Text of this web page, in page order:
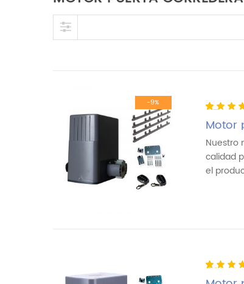
-9%
4.71out
5
based
66
ratings
Motor
Nuestro
calidad
el
5.00 out
5
2